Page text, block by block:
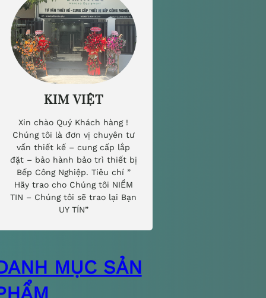
KIM VIỆT
Xin chào Quý Khách hàng !
Chúng tôi là đơn vị chuyên tư
vấn thiết kế – cung cấp lắp
đặt – bảo hành bảo trì thiết bị
Bếp Công Nghiệp. Tiêu chí ”
Hãy trao cho Chúng tôi NIỀM
TIN – Chúng tôi sẽ trao lại Bạn
UY TÍN”
MỤC SẢN